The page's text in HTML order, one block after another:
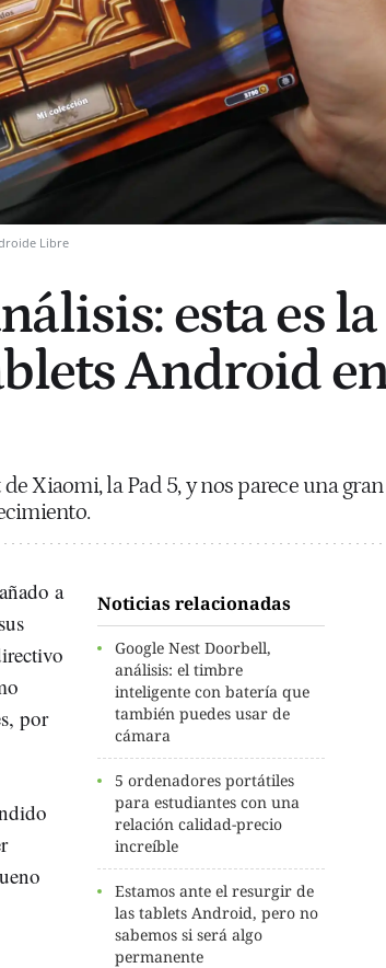
Libre
esta es la
Android
Xiaomi, la Pad 5, y nos parece una gran
Noticias relacionadas
Google Nest Doorbell,
análisis: el timbre
inteligente con batería que
también puedes usar de
cámara
5 ordenadores portátiles
para estudiantes con una
relación calidad-precio
increíble
Estamos ante el resurgir de
las tablets Android, pero no
sabemos si será algo
permanente
a
por